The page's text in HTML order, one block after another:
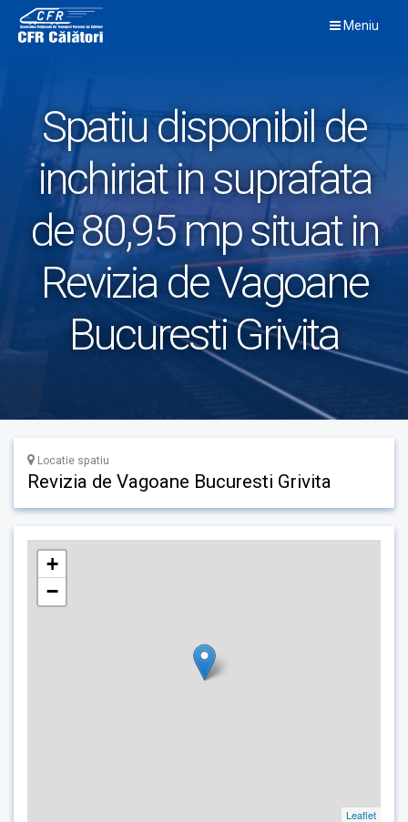
content
Meniu
Spatiu disponibil de
inchiriat in suprafata
de 80,95 mp situat in
Revizia de Vagoane
Bucuresti Grivita
Locatie spatiu
Revizia de Vagoane Bucuresti Grivita
+
−
Leaflet